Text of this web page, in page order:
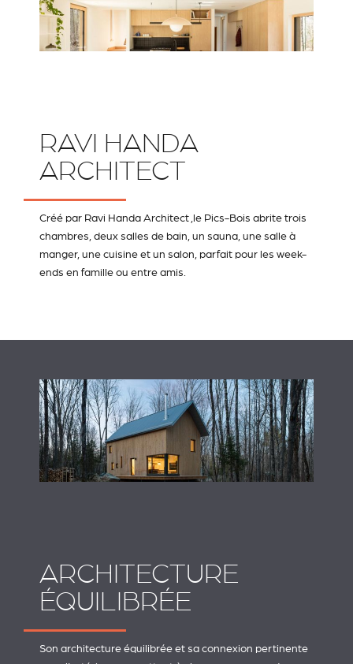
RAVI HANDA
ARCHITECT
Créé par Ravi Handa Architect ,le Pics-Bois abrite trois
chambres, deux salles de bain, un sauna, une salle à
manger, une cuisine et un salon, parfait pour les week-
ends en famille ou entre amis.
ARCHITECTURE
ÉQUILIBRÉE
Son architecture équilibrée et sa connexion pertinente